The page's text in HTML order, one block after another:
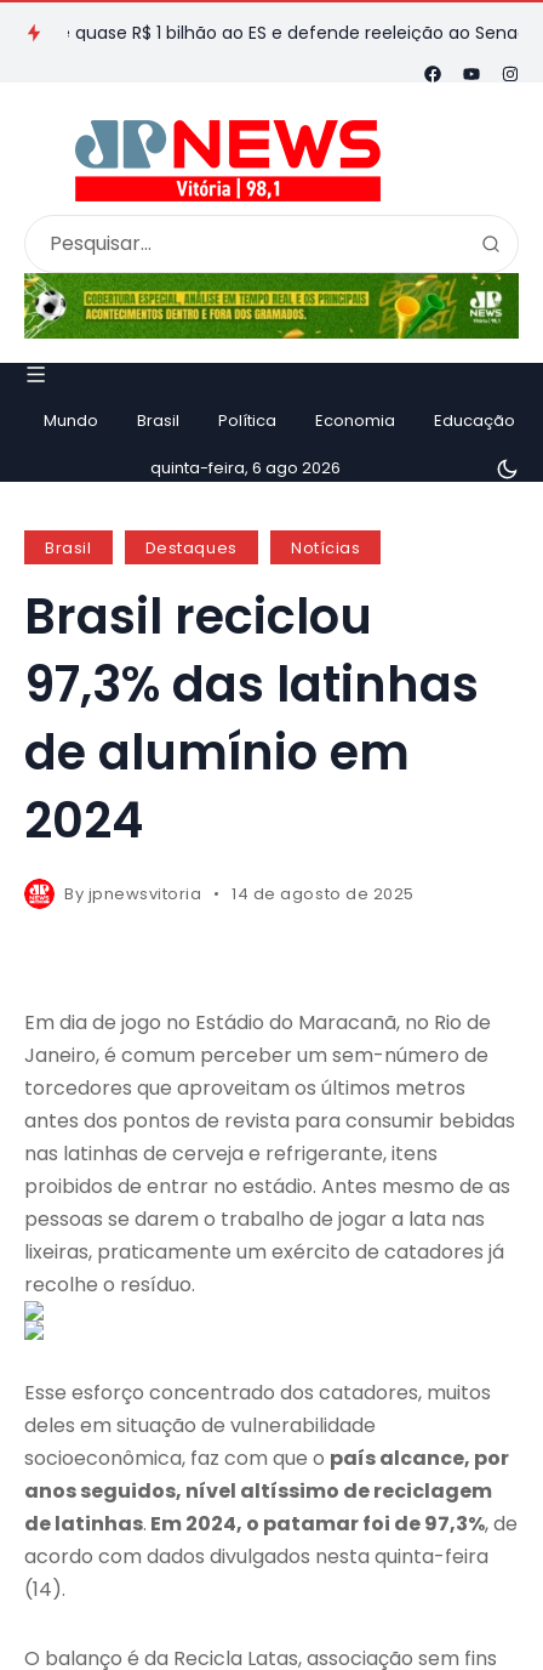
R$ 1 bilhão ao ES e defende reeleição ao Senado em
Mundo Brasil Política Economia Educação
quinta-feira, 6 ago 2026
Brasil Destaques Notícias
Brasil reciclou
97,3% das latinhas
de alumínio em
2024
By jpnewsvitoria 14 de agosto de 2025
Em dia de jogo no Estádio do Maracanã, no Rio de
Janeiro, é comum perceber um sem-número de
torcedores que aproveitam os últimos metros
antes dos pontos de revista para consumir bebidas
nas latinhas de cerveja e refrigerante, itens
proibidos de entrar no estádio. Antes mesmo de as
pessoas se darem o trabalho de jogar a lata nas
lixeiras, praticamente um exército de catadores já
recolhe o resíduo.
Esse esforço concentrado dos catadores, muitos
deles em situação de vulnerabilidade
socioeconômica, faz com que o país alcance, por
anos seguidos, nível altíssimo de reciclagem
de latinhas. Em 2024, o patamar foi de 97,3%, de
acordo com dados divulgados nesta quinta-feira
(14).
O balanço é da Recicla Latas, associação sem fins